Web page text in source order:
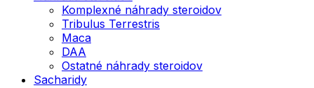
Komplexné náhrady steroidov
Tribulus Terrestris
Maca
DAA
Ostatné náhrady steroidov
Sacharidy